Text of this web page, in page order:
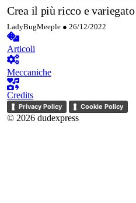
Crea il più ricco e
LadyBugMeeple ● 26/12/2022
Articoli
Meccaniche
Credits
Privacy Policy Cookie Policy
© 2026 dudexpress